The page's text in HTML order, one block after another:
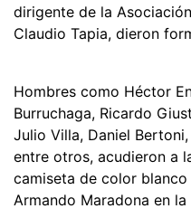
dirigente de la
Claudio Tapia, dieron
Hombres como Héctor
Burruchaga, Ricardo
Julio Villa, Daniel
entre otros, acudieron a
camiseta de color
Armando Maradona en